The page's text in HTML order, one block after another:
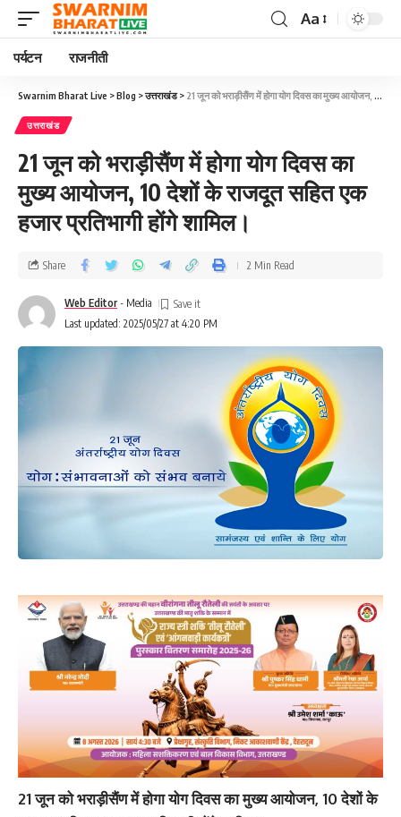
Aa
पर्यटन राजनीती
Swarnim Bharat Live >Blog >उत्तराखंड> 21 जून को भराड़ीसैंण में होगा योग दिवस का मुख्य आयोजन, 10 देशों के राजदूत सहित एक हजार प्रतिभागी होंगे शामिल।
उत्तराखंड
21 जून को भराड़ीसैंण में होगा योग दिवस का
मुख्य आयोजन, 10 देशों के राजदूत सहित एक
हजार प्रतिभागी होंगे शामिल।
Last updated: 2025/05/27 at 4:20 PM
Web Editor - Media
Share 2 Min Read
21 जून को भराड़ीसैंण में होगा योग दिवस का मुख्य आयोजन, 10 देशों के